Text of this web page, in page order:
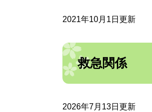
2021年10月1日更新
救急関係
2026年7月13日更新